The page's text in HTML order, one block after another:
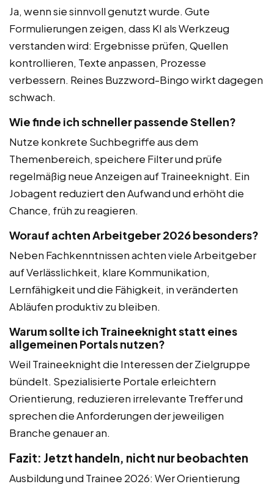
Ja, wenn sie sinnvoll genutzt wurde. Gute
Formulierungen zeigen, dass KI als Werkzeug
verstanden wird: Ergebnisse prüfen, Quellen
kontrollieren, Texte anpassen, Prozesse
verbessern. Reines Buzzword-Bingo wirkt dagegen
schwach.
Wie finde ich schneller passende Stellen?
Nutze konkrete Suchbegriffe aus dem
Themenbereich, speichere Filter und prüfe
regelmäßig neue Anzeigen auf Traineeknight. Ein
Jobagent reduziert den Aufwand und erhöht die
Chance, früh zu reagieren.
Worauf achten Arbeitgeber 2026 besonders?
Neben Fachkenntnissen achten viele Arbeitgeber
auf Verlässlichkeit, klare Kommunikation,
Lernfähigkeit und die Fähigkeit, in veränderten
Abläufen produktiv zu bleiben.
Warum sollte ich Traineeknight statt eines
allgemeinen Portals nutzen?
Weil Traineeknight die Interessen der Zielgruppe
bündelt. Spezialisierte Portale erleichtern
Orientierung, reduzieren irrelevante Treffer und
sprechen die Anforderungen der jeweiligen
Branche genauer an.
Fazit: Jetzt handeln, nicht nur beobachten
Ausbildung und Trainee 2026: Wer Orientierung